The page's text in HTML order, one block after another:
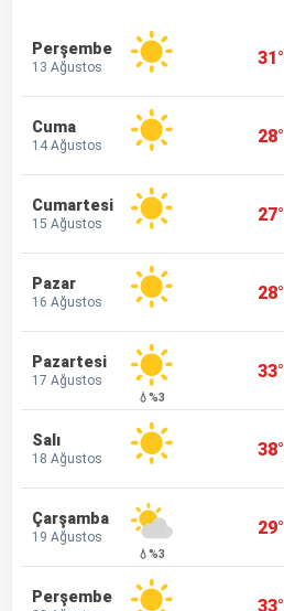
Perşembe
13 Ağustos 31°
Cuma
14 Ağustos 28°
Cumartesi
15 Ağustos 27°
Pazar
16 Ağustos 28°
Pazartesi
17 Ağustos
💧%3
33°
Salı
18 Ağustos 38°
Çarşamba
19 Ağustos
💧%3
29°
Perşembe 33°